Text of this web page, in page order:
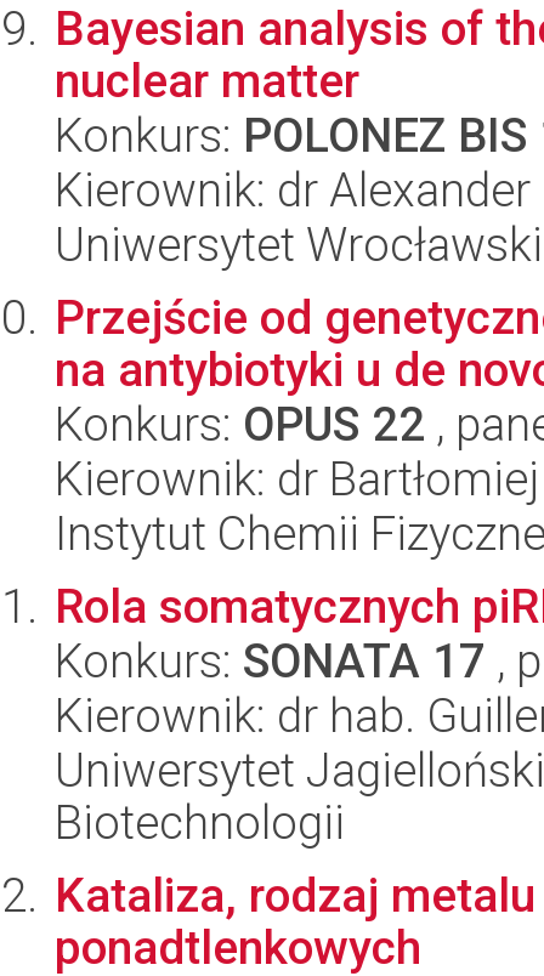
Bayesian analysis of
nuclear matter
Konkurs: POLONEZ BIS
Kierownik: dr
Uniwersytet
Przejście od
na antybiotyki u de
Konkurs: OPUS 22 ,
Kierownik: dr
Instytut Chemii
Rola somatycznych
Konkurs: SONATA 17 ,
Kierownik: dr hab.
Uniwersytet
Biotechnologii
Kataliza, rodzaj
ponadtlenkowych